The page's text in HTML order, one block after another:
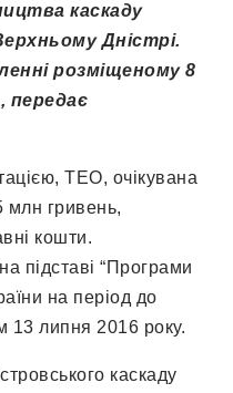
каскаду
Дністрі.
розміщеному 8
передає
ТЕО, очікувана
млн гривень,
кошти.
підставі “Програми
на період до
13 липня 2016 року.
каскаду